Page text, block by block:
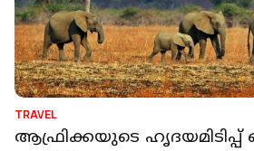
TRAVEL
ആഫ്രിക്കയുടെ ഹൃദയമിടിപ്പ്